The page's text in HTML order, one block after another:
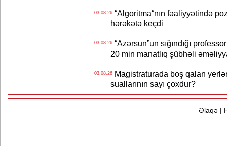
03.08.26“Algoritma“nın fəaliyyətində
hərəkətə keçdi
03.08.26“Azərsun”un sığındığı
20 min manatlıq şübhəli
03.08.26Magistraturada boş qalan
suallarının sayı çoxdur?
Əlaqə|